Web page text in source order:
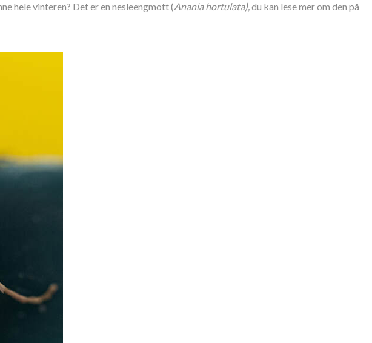
hele vinteren? Det er en nesleengmott (Anania hortulata),du kan lese mer om den på